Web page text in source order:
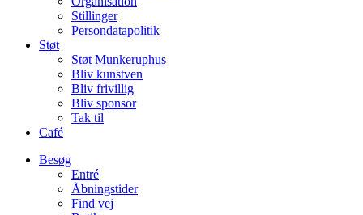
Stillinger
Persondatapolitik
Støt
Støt Munkeruphus
Bliv kunstven
Bliv frivillig
Bliv sponsor
Tak til
Café
Besøg
Entré
Åbningstider
Find vej